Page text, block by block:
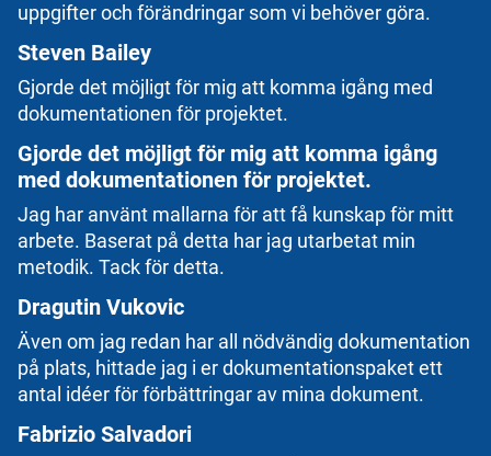
uppgifter och förändringar som vi behöver göra.
Steven Bailey
Gjorde det möjligt för mig att komma igång med
dokumentationen för projektet.
Gjorde det möjligt för mig att komma igång
med dokumentationen för projektet.
Jag har använt mallarna för att få kunskap för mitt
arbete. Baserat på detta har jag utarbetat min
metodik. Tack för detta.
Dragutin Vukovic
Även om jag redan har all nödvändig dokumentation
på plats, hittade jag i er dokumentationspaket ett
antal idéer för förbättringar av mina dokument.
Fabrizio Salvadori